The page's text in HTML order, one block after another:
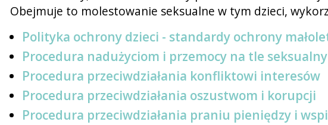
Obejmuje to molestowanie seksualne w tym dzieci,
Polityka ochrony dzieci - standardy ochrony
Procedura nadużyciom i przemocy na tle
Procedura przeciwdziałania konfliktowi interesów
Procedura przeciwdziałania oszustwom i korupcji
Procedura przeciwdziałania praniu pieniędzy i